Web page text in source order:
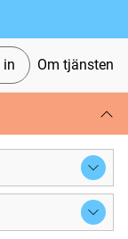
in Om tjänsten